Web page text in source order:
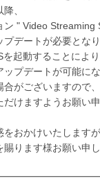
、
ン " Video Streaming
デートが必要となり
を起動することによ
ップデートが可能に
合がございますので
けますようお願い申
おかけいたしますが
ります様お願い申し